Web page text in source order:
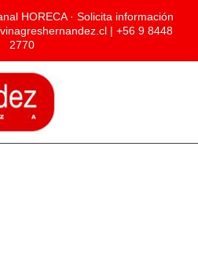
HORECA · Solicita información
| +56 9 8448
2770